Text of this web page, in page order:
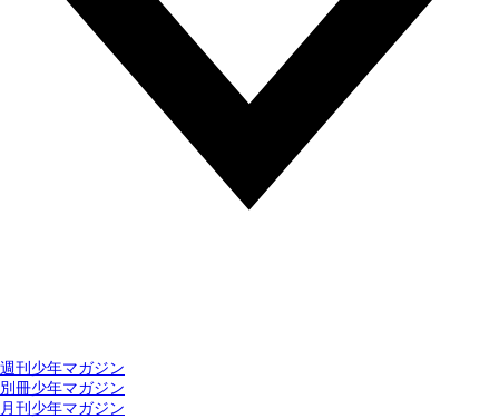
週刊少年マガジン
別冊少年マガジン
月刊少年マガジン